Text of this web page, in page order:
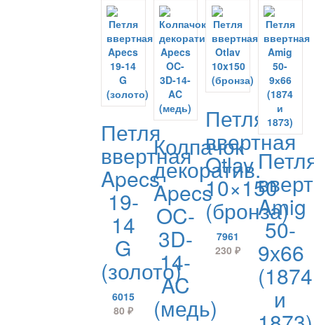
Петля
ввертная
Apecs
19-
14
G
(золото)
6015
80 ₽
Колпачок
декоратив.
Apecs
OC-
3D-
14-
AC
(медь)
Петля
ввертная
Otlav
10×150
(бронза)
7961
230₽
Amig
50-
9х66
(1874
и